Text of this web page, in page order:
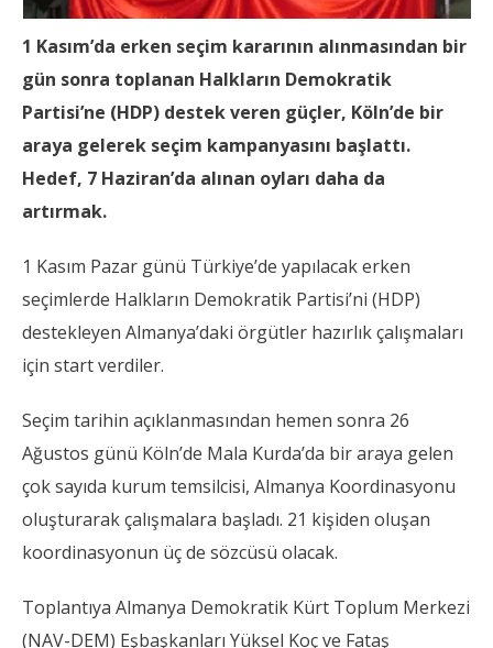
1 Kasım’da erken seçim kararının alınmasından bir
gün sonra toplanan Halkların Demokratik
Partisi’ne (HDP) destek veren güçler, Köln’de bir
araya gelerek seçim kampanyasını başlattı.
Hedef, 7 Haziran’da alınan oyları daha da
artırmak.
1 Kasım Pazar günü Türkiye’de yapılacak erken
seçimlerde Halkların Demokratik Partisi’ni (HDP)
destekleyen Almanya’daki örgütler hazırlık çalışmaları
için start verdiler.
Seçim tarihin açıklanmasından hemen sonra 26
Ağustos günü Köln’de Mala Kurda’da bir araya gelen
çok sayıda kurum temsilcisi, Almanya Koordinasyonu
oluşturarak çalışmalara başladı. 21 kişiden oluşan
koordinasyonun üç de sözcüsü olacak.
Toplantıya Almanya Demokratik Kürt Toplum Merkezi
(NAV-DEM) Eşbaşkanları Yüksel Koç ve Fataş